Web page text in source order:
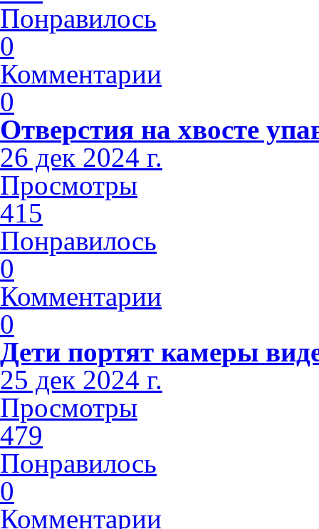
Понравилось
0
Комментарии
0
Отверстия на хвосте
26 дек 2024 г.
Просмотры
415
Понравилось
0
Комментарии
0
Дети портят камеры
25 дек 2024 г.
Просмотры
479
Понравилось
0
Комментарии